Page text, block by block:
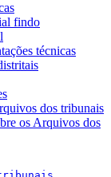
findo
técnicas
dos tribunais
os Arquivos dos